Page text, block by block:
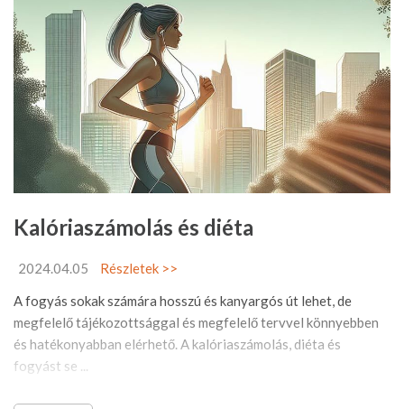
Kalóriaszámolás és diéta
2024.04.05
Részletek >>
A fogyás sokak számára hosszú és kanyargós út lehet, de
megfelelő tájékozottsággal és megfelelő tervvel könnyebben
és hatékonyabban elérhető. A kalóriaszámolás, diéta és
fogyást se ...